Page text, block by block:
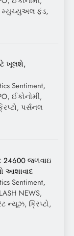
મ્યુચ્યુઅલ ફંડ,
ખૂલશે,
Sentiment,
ઈકોનોમી,
પર્સનલ
24600 જળવાઇ
આશાવાદ
Sentiment,
NEWS,
ન્યૂઝ, ક્રિપ્ટો,